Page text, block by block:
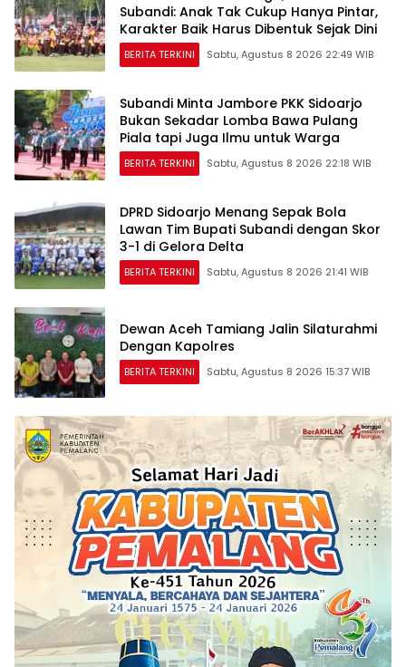
Subandi: Anak Tak Cukup Hanya Pintar,
Karakter Baik Harus Dibentuk Sejak Dini
BERITA TERKINI Sabtu, Agustus 8 2026 22:49 WIB
Subandi Minta Jambore PKK Sidoarjo
Bukan Sekadar Lomba Bawa Pulang
Piala tapi Juga Ilmu untuk Warga
BERITA TERKINI Sabtu, Agustus 8 2026 22:18 WIB
DPRD Sidoarjo Menang Sepak Bola
Lawan Tim Bupati Subandi dengan Skor
3-1 di Gelora Delta
BERITA TERKINI Sabtu, Agustus 8 2026 21:41 WIB
Dewan Aceh Tamiang Jalin Silaturahmi
Dengan Kapolres
BERITA TERKINI Sabtu, Agustus 8 2026 15:37 WIB